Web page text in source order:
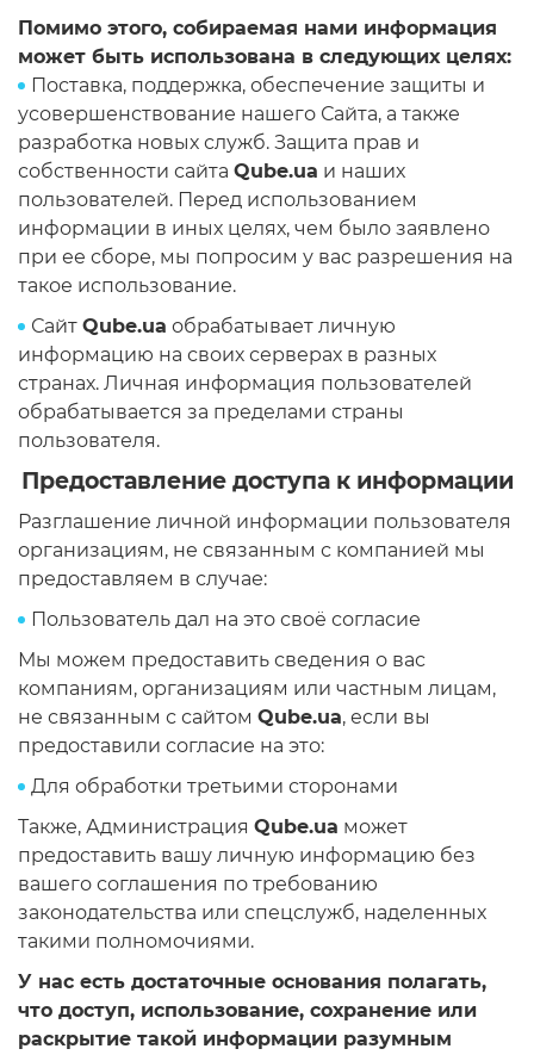
Помимо этого, собираемая нами информация
может быть использована в следующих целях:
Поставка, поддержка, обеспечение защиты и
усовершенствование нашего Сайта, а также
разработка новых служб. Защита прав и
собственности сайта Qube.ua и наших
пользователей. Перед использованием
информации в иных целях, чем было заявлено
при ее сборе, мы попросим у вас разрешения на
такое использование.
Сайт Qube.ua обрабатывает личную
информацию на своих серверах в разных
странах. Личная информация пользователей
обрабатывается за пределами страны
пользователя.
Предоставление доступа к информации
Разглашение личной информации пользователя
организациям, не связанным с компанией мы
предоставляем в случае:
Пользователь дал на это своё согласие
Мы можем предоставить сведения о вас
компаниям, организациям или частным лицам,
не связанным с сайтом Qube.ua, если вы
предоставили согласие на это:
Для обработки третьими сторонами
Также, Администрация Qube.ua может
предоставить вашу личную информацию без
вашего соглашения по требованию
законодательства или спецслужб, наделенных
такими полномочиями.
У нас есть достаточные основания полагать,
что доступ, использование, сохранение или
раскрытие такой информации разумным